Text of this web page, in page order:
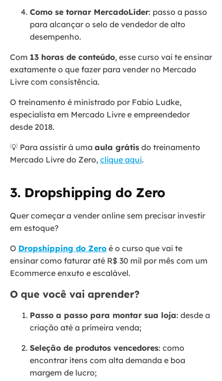
Como se tornar MercadoLíder: passo a passo
para alcançar o selo de vendedor de alto
desempenho.
Com 13 horas de conteúdo, esse curso vai te ensinar
exatamente o que fazer para vender no Mercado
Livre com consistência.
O treinamento é ministrado por Fabio Ludke,
especialista em Mercado Livre e empreendedor
desde 2018.
💡 Para assistir à uma aula grátis do treinamento
Mercado Livre do Zero, clique aqui.
3. Dropshipping do Zero
Quer começar a vender online sem precisar investir
em estoque?
O Dropshipping do Zero é o curso que vai te
ensinar como faturar até R$ 30 mil por mês com um
Ecommerce enxuto e escalável.
O que você vai aprender?
Passo a passo para montar sua loja: desde a
criação até a primeira venda;
Seleção de produtos vencedores: como
encontrar itens com alta demanda e boa
margem de lucro;